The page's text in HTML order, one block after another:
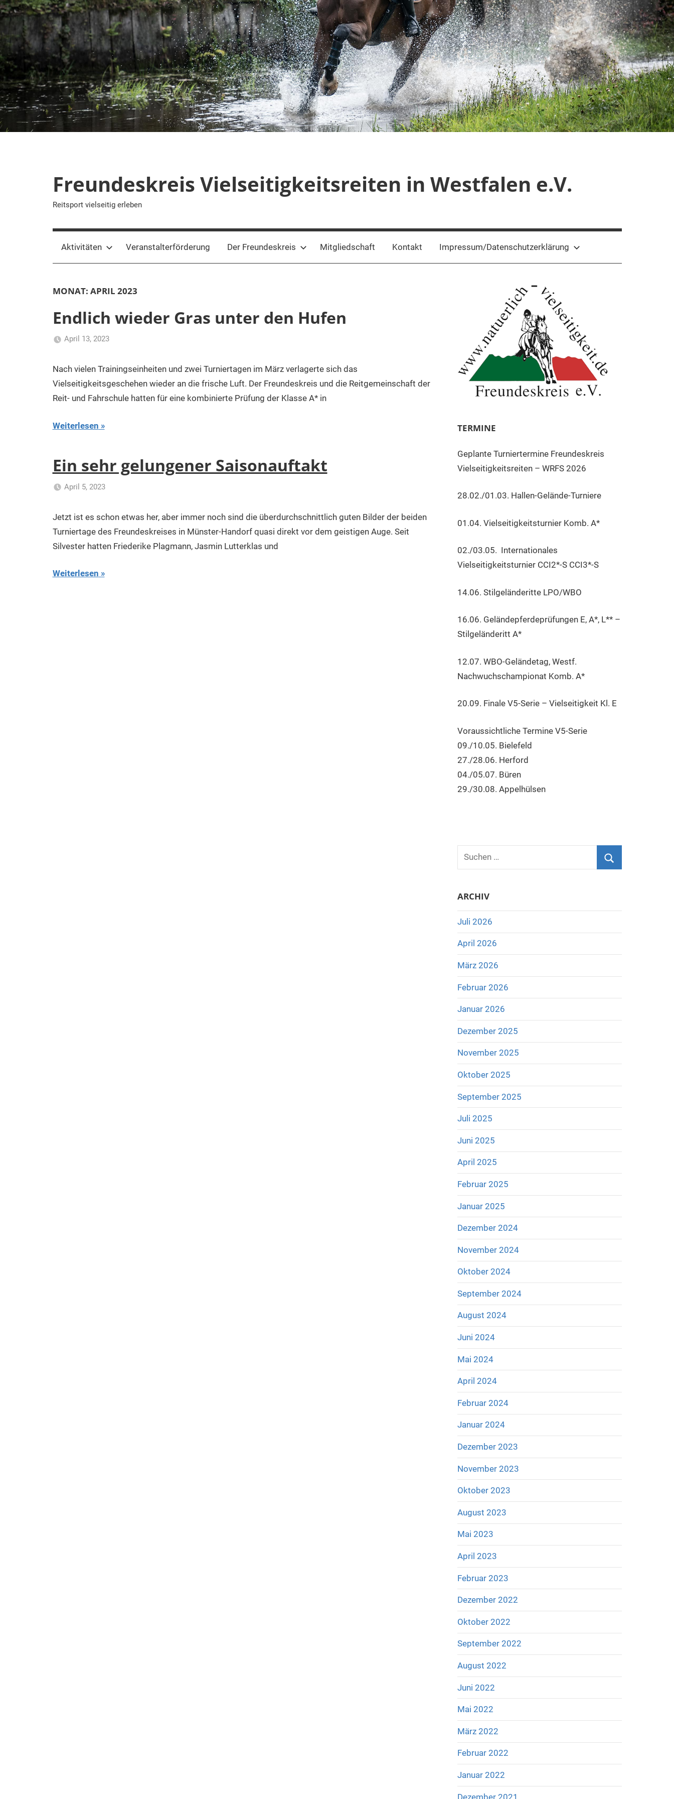
Zum
Inhalt
springen
Freundeskreis Vielseitigkeitsreiten in Westfalen e.V.
Reitsport vielseitig erleben
Aktivitäten Veranstalterförderung Der Freundeskreis Mitgliedschaft Kontakt Impressum/Datenschutzerklärung
MONAT: APRIL 2023
Endlich wieder Gras unter den Hufen
April 13, 2023
Kurk
Nach vielen Trainingseinheiten und zwei Turniertagen im März verlagerte sich das
Vielseitigkeitsgeschehen wieder an die frische Luft. Der Freundeskreis und die Reitgemeinschaft der
Reit- und Fahrschule hatten für eine kombinierte Prüfung der Klasse A* in
Weiterlesen
Ein sehr gelungener Saisonauftakt
April 5, 2023
Kurk
Jetzt ist es schon etwas her, aber immer noch sind die überdurchschnittlich guten Bilder der beiden
Turniertage des Freundeskreises in Münster-Handorf quasi direkt vor dem geistigen Auge. Seit
Silvester hatten Friederike Plagmann, Jasmin Lutterklas und
Weiterlesen
TERMINE
Geplante Turniertermine Freundeskreis
Vielseitigkeitsreiten – WRFS 2026
28.02./01.03. Hallen-Gelände-Turniere
01.04. Vielseitigkeitsturnier Komb. A*
02./03.05. Internationales
Vielseitigkeitsturnier CCI2*-S CCI3*-S
14.06. Stilgeländeritte LPO/WBO
16.06. Geländepferdeprüfungen E, A*, L** –
Stilgeländeritt A*
12.07. WBO-Geländetag, Westf.
Nachwuchschampionat Komb. A*
20.09. Finale V5-Serie – Vielseitigkeit Kl. E
Voraussichtliche Termine V5-Serie
09./10.05. Bielefeld
27./28.06. Herford
04./05.07. Büren
29./30.08. Appelhülsen
Suchen
ARCHIV
Juli 2026
April 2026
März 2026
Februar 2026
Januar 2026
Dezember 2025
November 2025
Oktober 2025
September 2025
Juli 2025
Juni 2025
April 2025
Februar 2025
Januar 2025
Dezember 2024
November 2024
Oktober 2024
September 2024
August 2024
Juni 2024
Mai 2024
April 2024
Februar 2024
Januar 2024
Dezember 2023
November 2023
Oktober 2023
August 2023
Mai 2023
April 2023
Februar 2023
Dezember 2022
Oktober 2022
September 2022
August 2022
Juni 2022
Mai 2022
März 2022
Februar 2022
Januar 2022
Dezember 2021